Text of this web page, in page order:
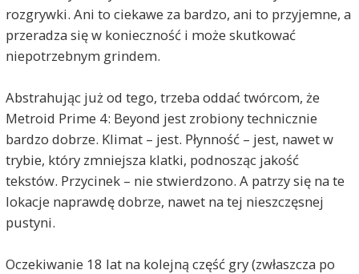
rozgrywki. Ani to ciekawe za bardzo, ani to przyjemne, a
przeradza się w konieczność i może skutkować
niepotrzebnym grindem.
Abstrahując już od tego, trzeba oddać twórcom, że
Metroid Prime 4: Beyond jest zrobiony technicznie
bardzo dobrze. Klimat – jest. Płynność – jest, nawet w
trybie, który zmniejsza klatki, podnosząc jakość
tekstów. Przycinek – nie stwierdzono. A patrzy się na te
lokacje naprawdę dobrze, nawet na tej nieszczęsnej
pustyni.
Oczekiwanie 18 lat na kolejną część gry (zwłaszcza po